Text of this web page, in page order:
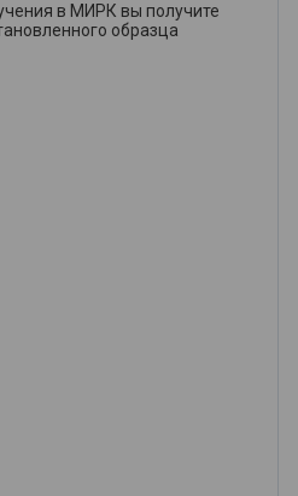
в МИРК вы получите
образца